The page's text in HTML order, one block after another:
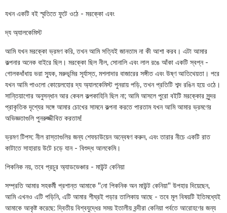
যখন একটি বই স্মৃতিতে ফুটে ওঠে - মরক্কো এবং
দ্য অ্যালকেমিস্ট
আমি যখন মরক্কো ভ্রমণ করি, তখন আমি সত্যিই জানতাম না কী আশা করব। এটা আমার
কল্পনার অনেক বাইরে ছিল। মরক্কো ছিল নীল, সোনালি এবং লাল রঙে আঁকা একটি স্বপ্ন -
গোলকধাঁধায় ভরা স্যুক, মরুভূমির সূর্যাস্ত, মশলাদার বাজারের সঙ্গীত এবং উষ্ণ আতিথেয়তা। পরে
যখন আমি পাওলো কোয়েলহোর দ্য অ্যালকেমিস্ট পুনরায় পড়ি, তখন প্রতিটি শব্দ রঙিন হয়ে ওঠে।
সান্তিয়াগোর অনুসন্ধান আর কেবল কল্পকাহিনি ছিল না; আমি আসলে পুরো বইটি মরক্কোর সুন্দর
প্রাকৃতিক দৃশ্যের সঙ্গে আমার চোখের সামনে কল্পনা করতে পারতাম যখন আমি আমার ভ্রমণের
অভিজ্ঞতাগুলি পুনরুজ্জীবিত করতাম!
ভ্রমণ টিপস: নীল রাস্তাগুলির জন্য শেফচাউয়েন অন্বেষণ করুন, এবং তারার নীচে একটি রাত
কাটাতে সাহারায় উটে চড়ে যান - বিশুদ্ধ আলকেমি।
পিকনিক নয়, তবে প্রচুর অ্যাডভেঞ্চার - মাউন্ট কেনিয়া
সম্প্রতি আমার সহকর্মী প্রশান্ত আমাকে "নো পিকনিক অন মাউন্ট কেনিয়া" উপহার দিয়েছেন,
আমি এখনও এটি পড়িনি, এটি আমার শীঘ্রই পড়ার তালিকায় আছে - তবে মূল বিষয়টি ইতিমধ্যেই
আমাকে আকৃষ্ট করেছে: দ্বিতীয় বিশ্বযুদ্ধের সময় ইতালীয় বন্দীরা কেনিয়া পর্বতে আরোহণের জন্য